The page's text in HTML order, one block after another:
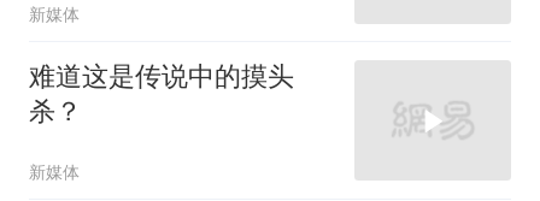
新媒体
难道这是传说中的摸头
杀？
新媒体